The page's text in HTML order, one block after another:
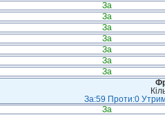
За
За
За
За
За
За
За
За:59 Проти:0
За